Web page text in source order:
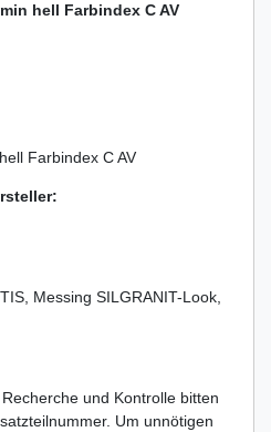
hell Farbindex C AV
Farbindex C AV
Messing SILGRANIT-Look,
und Kontrolle bitten
Um unnötigen